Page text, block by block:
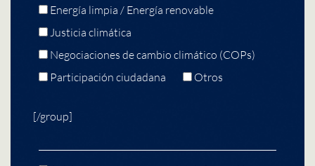
Energía limpia / Energía renovable
Justicia climática
Negociaciones de cambio climático (COPs)
Participación ciudadana
Otros
[/group]